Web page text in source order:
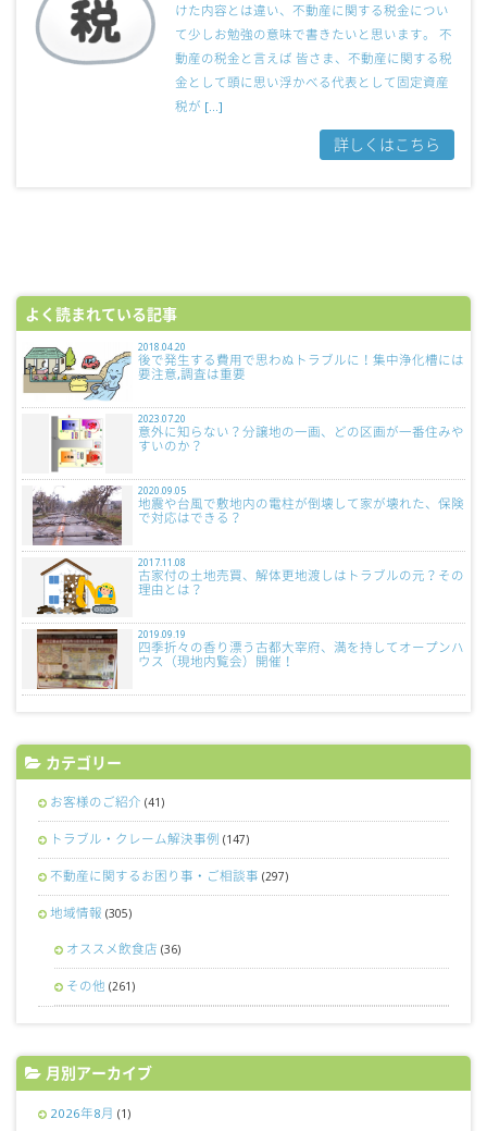
けた内容とは違い、不動産に関する税金につい
て少しお勉強の意味で書きたいと思います。 不
動産の税金と言えば 皆さま、不動産に関する税
金として頭に思い浮かべる代表として固定資産
税が […]
詳しくはこちら
よく読まれている記事
2018.04.20
後で発生する費用で思わぬトラブルに！集中浄化槽には
要注意,調査は重要
2023.07.20
意外に知らない？分譲地の一画、どの区画が一番住みや
すいのか？
2020.09.05
地震や台風で敷地内の電柱が倒壊して家が壊れた、保険
で対応はできる？
2017.11.08
古家付の土地売買、解体更地渡しはトラブルの元？その
理由とは？
2019.09.19
四季折々の香り漂う古都大宰府、満を持してオープンハ
ウス（現地内覧会）開催！
カテゴリー
お客様のご紹介 (41)
トラブル・クレーム解決事例 (147)
不動産に関するお困り事・ご相談事 (297)
地域情報 (305)
オススメ飲食店 (36)
その他 (261)
月別アーカイブ
2026年8月 (1)